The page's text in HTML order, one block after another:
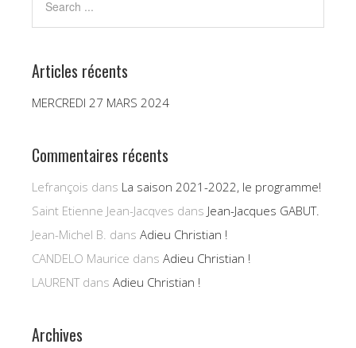
Articles récents
MERCREDI 27 MARS 2024
Commentaires récents
Lefrançois dans La saison 2021-2022, le programme!
Saint Etienne Jean-Jacqves dans Jean-Jacques GABUT.
Jean-Michel B. dans Adieu Christian !
CANDELO Maurice dans Adieu Christian !
LAURENTdans Adieu Christian !
Archives